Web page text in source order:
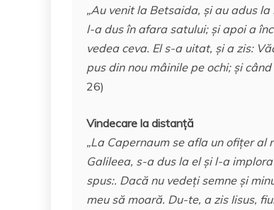
„Au venit la Betsaida, şi au adus
l-a dus în afara satului; şi apoi a
vedea ceva. El s-a uitat, şi a zis:
pus din nou mâinile pe ochi;şi când
26)
Vindecare la distanţă
„La Capernaum se afla un ofiţer al
Galileea, s-a dus la el şi l-a
spus:. Dacă nu vedeţi semne şi
meu să moară. Du-te, a zis Iisus,